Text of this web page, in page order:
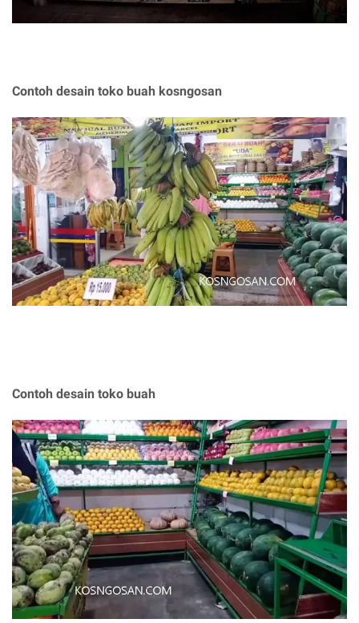
Contoh desain toko buah kosngosan
Contoh desain toko buah